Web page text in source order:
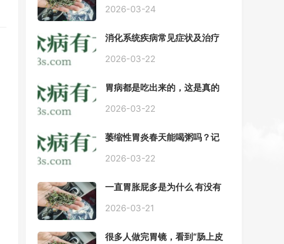
2026-03-24
消化系统疾病常见症状及治疗
案
2026-03-22
胃病都是吃出来的，这是真的
2026-03-22
萎缩性胃炎春天能喝粥吗？记
2026-03-22
一直胃胀屁多是为什么 有没有
2026-03-21
很多人做完胃镜，看到“肠上皮